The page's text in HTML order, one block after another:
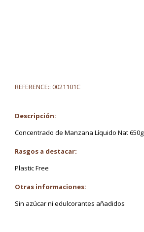
REFERENCE:: 0021101C
Descripción:
Concentrado de Manzana Líquido Nat 650g
Rasgos a destacar:
Plastic Free
Otras informaciones:
Sin azúcar ni edulcorantes añadidos